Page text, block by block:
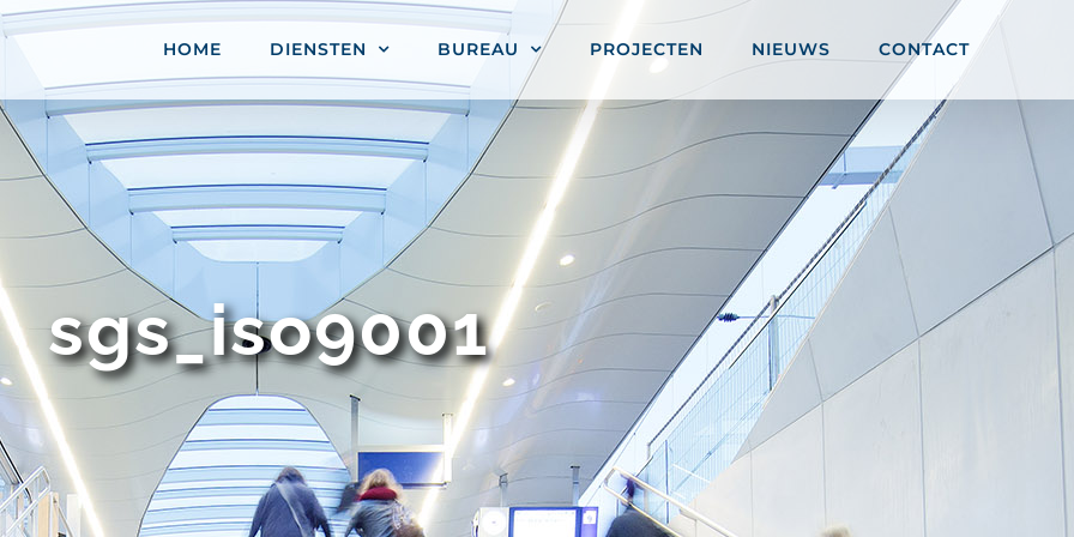
HOME DIENSTEN BUREAU PROJECTEN NIEUWS CONTACT
sgs_iso9001